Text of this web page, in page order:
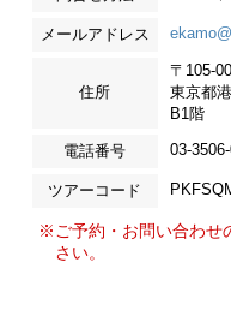
メールアドレス
住所
〒105-
東京都
B1階
電話番号 03-
ツアーコード
※ご予約・お問い合わせ
さい。